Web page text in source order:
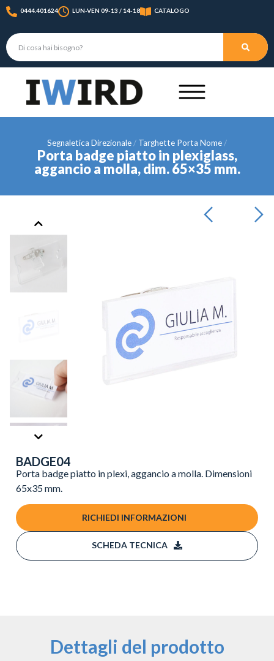
0444.401624 LUN-VEN 09-13 / 14-18 CATALOGO
Segnaletica Direzionale Targhette Porta Nome
Porta badge piatto in plexiglass,
aggancio a molla, dim. 65×35 mm.
BADGE04
Porta badge piatto in plexi, aggancio a molla. Dimensioni
65x35 mm.
RICHIEDI INFORMAZIONI
SCHEDA TECNICA
Dettagli del prodotto